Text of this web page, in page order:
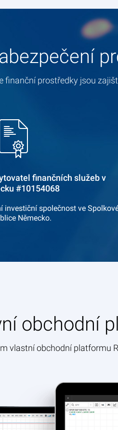
finanční prostředky jsou
finančních služeb v
#10154068
investiční společnost ve
Německo.
obchodní
vlastní obchodní platformu